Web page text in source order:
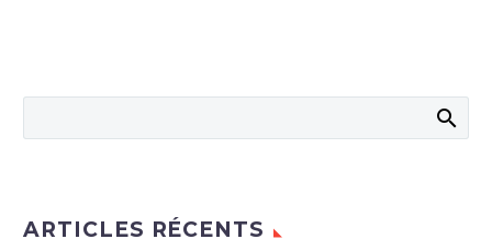
ARTICLES RÉCENTS